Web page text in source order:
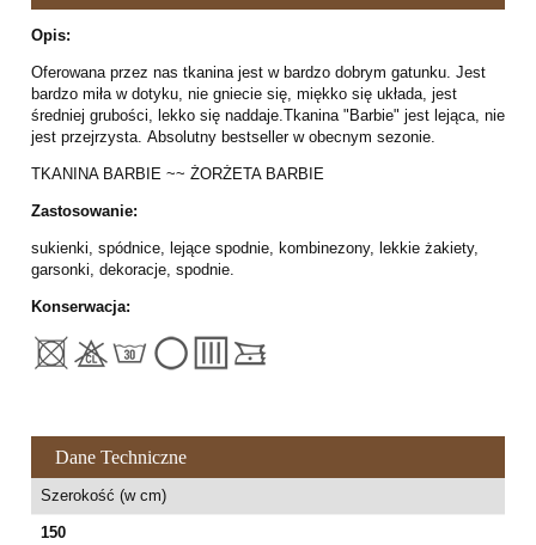
Opis:
Oferowana przez nas tkanina jest w bardzo dobrym gatunku. Jest
bardzo miła w dotyku, nie gniecie się, miękko się układa, jest
średniej grubości, lekko się naddaje.Tkanina "Barbie" jest lejąca, nie
jest przejrzysta. Absolutny bestseller w obecnym sezonie.
TKANINA BARBIE ~~ ŻORŻETA BARBIE
Zastosowanie:
sukienki, spódnice, lejące spodnie, kombinezony, lekkie żakiety,
garsonki, dekoracje, spodnie.
Konserwacja:
Dane Techniczne
Szerokość (w cm)
150